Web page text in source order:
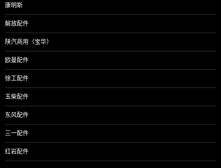
康明斯
解放配件
陕汽商用（宝华）
欧曼配件
徐工配件
玉柴配件
东风配件
三一配件
红岩配件